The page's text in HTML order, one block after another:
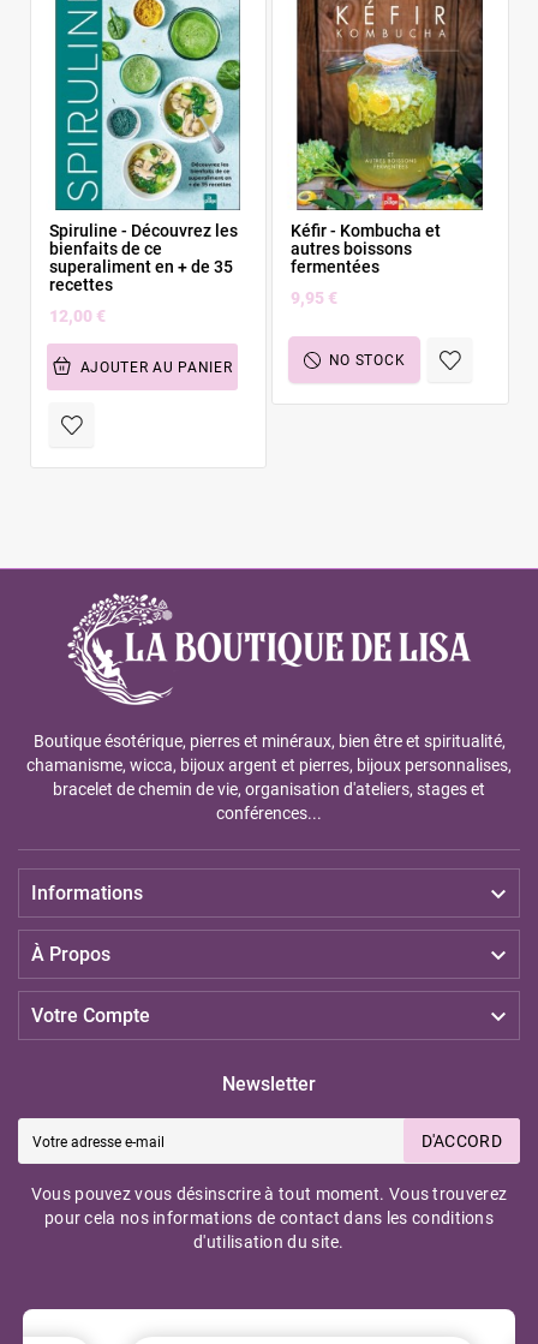
Spiruline - Découvrez les
bienfaits de ce
superaliment en + de 35
recettes
12,00 €
AJOUTER AU PANIER
Kéfir - Kombucha et
autres boissons
fermentées
9,95 €
NO STOCK
Boutique ésotérique, pierres et minéraux, bien être et spiritualité,
chamanisme, wicca, bijoux argent et pierres, bijoux personnalises,
bracelet de chemin de vie, organisation d'ateliers, stages et
conférences...
Informations 
À Propos 
Votre Compte 
Newsletter
D'ACCORD
Vous pouvez vous désinscrire à tout moment. Vous trouverez
pour cela nos informations de contact dans les conditions
d'utilisation du site.